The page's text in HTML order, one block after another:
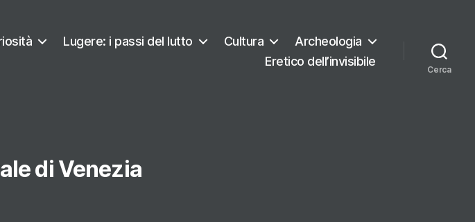
Lugere: i passi del lutto Cultura
Archeologia
Eretico dell’invisibile
Cerca
di Venezia